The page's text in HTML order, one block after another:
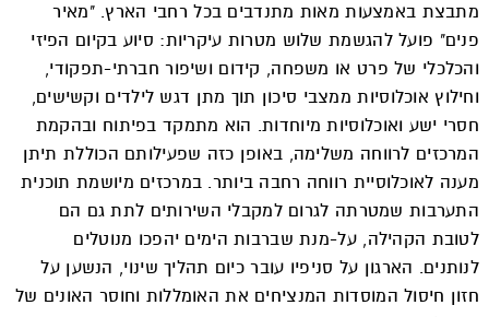
מתבצת באמצעות מאות מתנדבים בכל רחבי הארץ. "מאיר
פנים" פועל להגשמת שלוש מטרות עיקריות: סיוע בקיום הפיזי
והכלכלי של פרט או משפחה, קידום ושיפור חברתי-תפקודי,
וחילוץ אוכלוסיות ממצבי סיכון תוך מתן דגש לילדים וקשישים,
חסרי ישע ואוכלוסיות מיוחדות. הוא מתמקד בפיתוח ובהקמת
המרכזים לרווחה משלימה, באופן כזה שפעילותם הכוללת תיתן
מענה לאוכלוסיית רווחה רחבה ביותר. במרכזים מיושמת תוכנית
התערבות שמטרתה לגרום למקבלי השירותים לתת גם הם
לטובת הקהילה, על-מנת שברבות הימים יהפכו מנוטלים
לנותנים. הארגון על סניפיו עובר כיום תהליך שינוי, הנשען על
חזון חיסול המוסדות המנציחים את האומללות וחוסר האונים של